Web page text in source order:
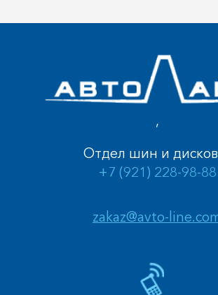
,
zakaz@avto-
Отдел шин и
+7 (921) 228-98-88